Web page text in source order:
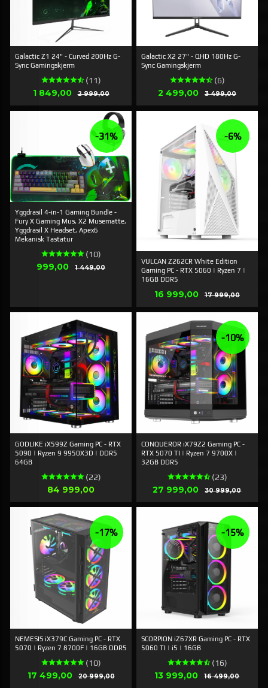
Galactic Z1 24" - Curved 200Hz G-
Sync Gamingskjerm
(11)
Tilbud
1 849,00 2 999,00Rabatt
Galactic X2 27" - QHD 180Hz G-
Sync Gamingskjerm
(6)
Tilbud
2 499,00 3 499,00Rabatt
Yggdrasil 4-in-1 Gaming Bundle -
Fury X Gaming Mus, X2 Musematte,
Yggdrasil X Headset, Apex6
Mekanisk Tastatur
(10)
Tilbud
999,00 1 449,00Rabatt
-31%
VULCAN Z262CR White Edition
Gaming PC - RTX 5060 | Ryzen 7 |
16GB DDR5
Tilbud
16 999,00 17 999,00Rabatt
-6%
GODLIKE iX599Z Gaming PC - RTX
5090 | Ryzen 9 9950X3D | DDR5
64GB
(22)
Pris
84 999,00
CONQUEROR iX79Z2 Gaming PC -
RTX 5070 TI | Ryzen 7 9700X |
32GB DDR5
(23)
Tilbud
27 999,00 30 999,00Rabatt
-10%
NEMESIS iX379C Gaming PC - RTX
5070 | Ryzen 7 8700F | 16GB DDR5
(10)
Tilbud
17 499,00 20 999,00Rabatt
-17%
SCORPION iZ67XR Gaming PC - RTX
5060 TI | i5 | 16GB
(16)
Tilbud
13 999,00 16 499,00Rabatt
-15%